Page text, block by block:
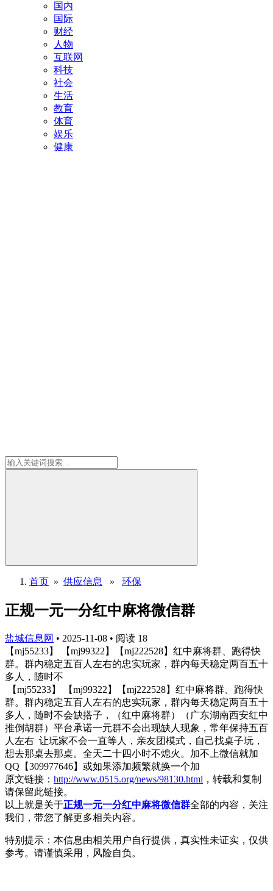
国内
国际
财经
人物
互联网
科技
社会
生活
教育
体育
娱乐
健康
首页 » 供应信息 » 环保
正规一元一分红中麻将微信群
盐城信息网 • 2025-11-08 • 阅读 18
【mj55233】 【mj99322】【mj222528】红中麻将群、跑得快
群。群内稳定五百人左右的忠实玩家，群内每天稳定两百五十
多人，随时不
【mj55233】 【mj99322】【mj222528】红中麻将群、跑得快
群。群内稳定五百人左右的忠实玩家，群内每天稳定两百五十
多人，随时不会缺搭子，（红中麻将群）（广东湖南西安红中
推倒胡群）平台承诺一元群不会出现缺人现象，常年保持五百
人左右 让玩家不会一直等人，亲友团模式，自己找桌子玩，
想去那桌去那桌。全天二十四小时不熄火。加不上微信就加
QQ【309977646】或如果添加频繁就换一个加
原文链接： http://www.0515.org/news/98130.html ，转载和复制
请保留此链接。
以上就是关于正规一元一分红中麻将微信群全部的内容，关注
我们，带您了解更多相关内容。
特别提示：本信息由相关用户自行提供，真实性未证实，仅供
参考。请谨慎采用，风险自负。